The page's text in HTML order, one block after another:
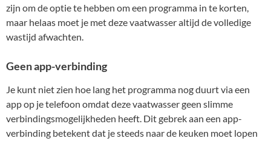
zijn om de optie te hebben om een programma in te korten,
maar helaas moet je met deze vaatwasser altijd de volledige
wastijd afwachten.
Geen app-verbinding
Je kunt niet zien hoe lang het programma nog duurt via een
app op je telefoon omdat deze vaatwasser geen slimme
verbindingsmogelijkheden heeft. Dit gebrek aan een app-
verbinding betekent dat je steeds naar de keuken moet lopen